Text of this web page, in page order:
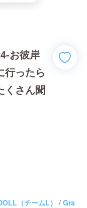
お彼岸
行ったら
くさん聞
（チームL） / Gra